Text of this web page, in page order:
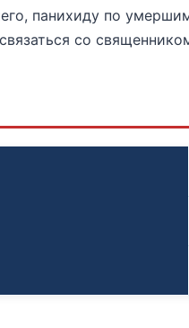
панихиду по
со